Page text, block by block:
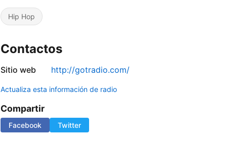
Hip Hop
Contactos
Sitio web http://gotradio.com/
Actualiza esta información de radio
Compartir
Facebook Twitter